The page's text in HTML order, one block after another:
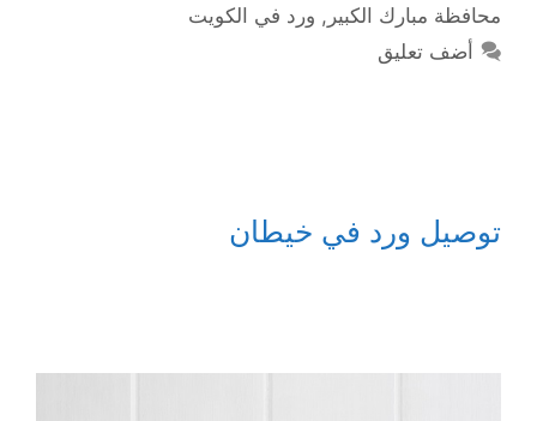
محافظة مبارك الكبير , ورد في الكويت
أضف تعليق
توصيل ورد في خيطان